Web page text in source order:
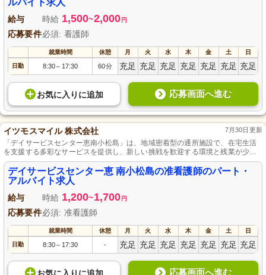
ルバイト求人
給与 時給 1,500~2,000 円
応募要件必須: 看護師
就業時間 休憩 月 火 水 木 金 土 日
日勤 8:30～ 17:30 60分 充足 充足 充足 充足 充足 充足 充足
お気に入り に追加 応募画面へ進む
イツモスマイル 株式会社 7月30日更新
「デイサービスセンター恵南小松島」は、地域密着型の通所施設で、在宅生活
を支援する多彩なサービスを提供し、新しい挑戦を歓迎する環境と残業が少な
い働きやすさが魅力です。
デイサービスセンター恵 南小松島の准看護師のパート・
アルバイト求人
給与 時給 1,200~1,700 円
応募要件必須: 准看護師
就業時間 休憩 月 火 水 木 金 土 日
日勤 8:30～ 17:30 - 充足 充足 充足 充足 充足 充足 充足
お気に入り に追加 応募画面へ進む